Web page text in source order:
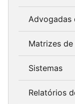
Advogadas
Matrizes
Sistemas
Relatórios